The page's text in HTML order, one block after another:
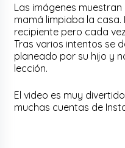
Las imágenes
mamá limpiaba la
recipiente pero cada
Tras varios intentos se
planeado por su hijo y
lección.
El video es muy
muchas cuentas de